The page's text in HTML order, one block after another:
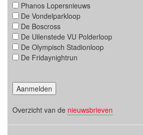
Phanos Lopersnieuws
De Vondelparkloop
De Boscross
De Uilenstede VU Polderloop
De Olympisch Stadionloop
De Fridaynightrun
Overzicht van de nieuwsbrieven